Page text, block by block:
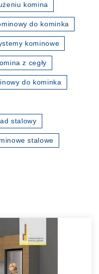
komina
do kominka
kominowe
z cegły
do kominka
stalowy
stalowe